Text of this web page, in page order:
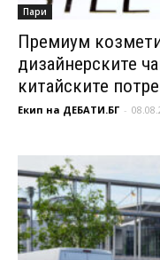
Пари
Премиум
дизайнерските
китайските
Екип на ДЕБАТИ.БГ -